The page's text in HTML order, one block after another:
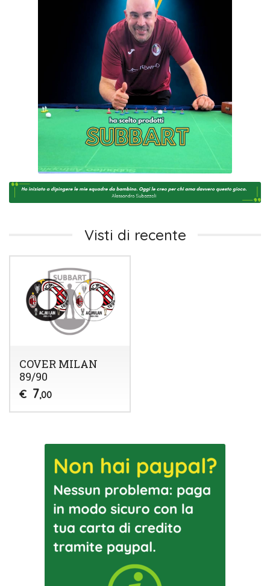
Visti di recente
COVER MILAN
89/90
€ 7,00